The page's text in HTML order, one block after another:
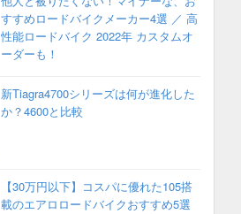
すすめロードバイクメーカー4選 ／ 高
性能ロードバイク 2022年 カスタムオ
ーダーも！
新Tiagra4700シリーズは何が進化した
か？4600と比較
【30万円以下】コスパに優れた105搭
載のエアロロードバイクおすすめ5選